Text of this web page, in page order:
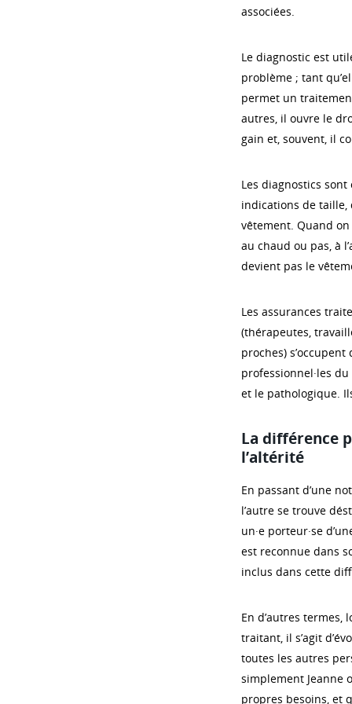
associées.
Le diagnostic est
problème ; tant
permet un
autres, il ouvre le
gain et, souvent, il
Les diagnostics
indications de taille,
vêtement. Quand on
au chaud ou pas, à
devient pas le
Les assurances
(thérapeutes,
proches)
professionnel·les
et le pathologique.
La différence
l’altérité
En passant d’une
l’autre se trouve
un·e porteur·se
est reconnue dans
inclus dans cette
En d’autres termes,
traitant, il s’agit
toutes les autres
simplement Jeanne
propres besoins, et